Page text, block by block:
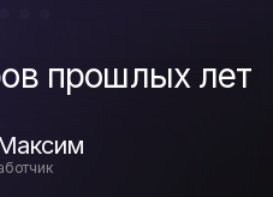
прошлых лет